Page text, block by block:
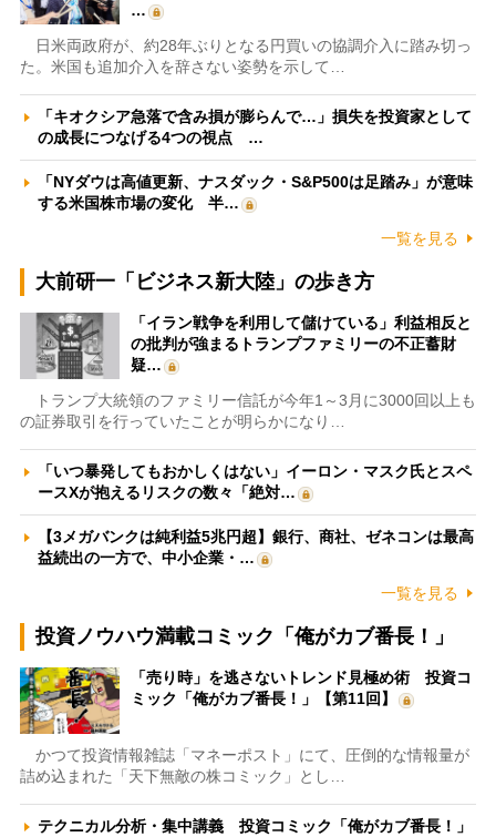
…
日米両政府が、約28年ぶりとなる円買いの協調介入に踏み切っ
た。米国も追加介入を辞さない姿勢を示して…
「キオクシア急落で含み損が膨らんで…」損失を投資家として
の成長につなげる4つの視点 …
「NYダウは高値更新、ナスダック・S&P500は足踏み」が意味
する米国株市場の変化 半…
一覧を見る
大前研一「ビジネス新大陸」の歩き方
「イラン戦争を利用して儲けている」利益相反と
の批判が強まるトランプファミリーの不正蓄財
疑…
トランプ大統領のファミリー信託が今年1～3月に3000回以上も
の証券取引を行っていたことが明らかになり…
「いつ暴発してもおかしくはない」イーロン・マスク氏とスペ
ースXが抱えるリスクの数々「絶対…
【3メガバンクは純利益5兆円超】銀行、商社、ゼネコンは最高
益続出の一方で、中小企業・…
一覧を見る
投資ノウハウ満載コミック「俺がカブ番長！」
「売り時」を逃さないトレンド見極め術 投資コ
ミック「俺がカブ番長！」【第11回】
かつて投資情報雑誌「マネーポスト」にて、圧倒的な情報量が
詰め込まれた「天下無敵の株コミック」とし…
テクニカル分析・集中講義 投資コミック「俺がカブ番長！」